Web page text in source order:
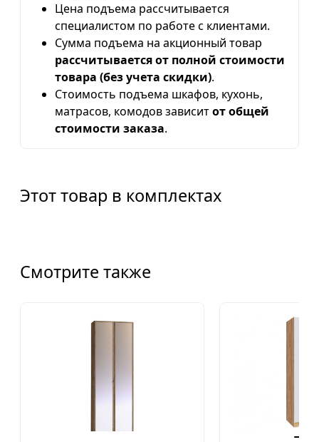
Цена подъема рассчитывается
специалистом по работе с клиентами.
Сумма подъема на акционный товар
рассчитывается от полной стоимости
товара (без учета скидки).
Стоимость подъема шкафов, кухонь,
матрасов, комодов зависитот общей
стоимости заказа.
Этот товар в комплектах
Смотрите также